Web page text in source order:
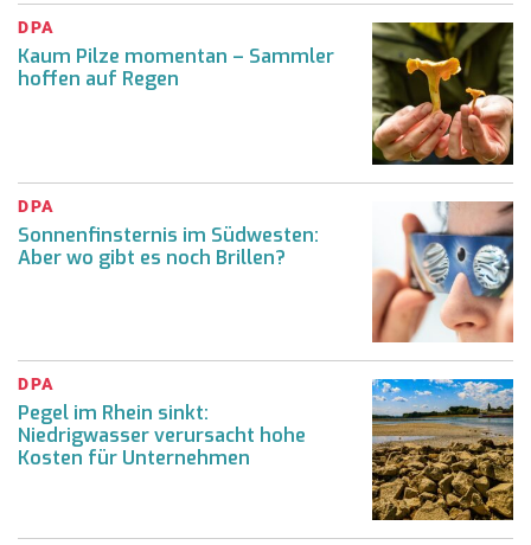
DPA
Kaum Pilze momentan – Sammler
hoffen auf Regen
DPA
Sonnenfinsternis im Südwesten:
Aber wo gibt es noch Brillen?
DPA
Pegel im Rhein sinkt:
Niedrigwasser verursacht hohe
Kosten für Unternehmen